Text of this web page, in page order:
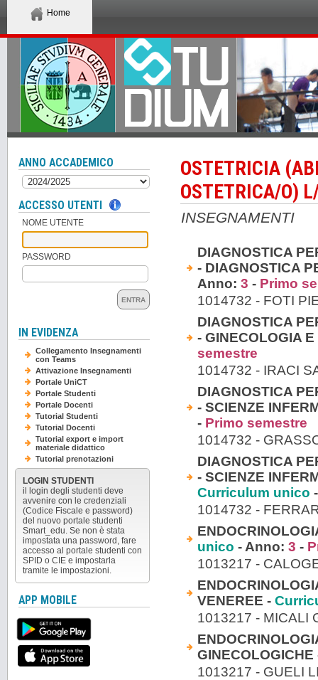
Home
OSTETRICIA
OSTETRICA/O)
INSEGNAMENTI
DIAGNOSTICA
- DIAGNOSTICA
Anno: 3 - Primo
1014732 - FOTI
DIAGNOSTICA
- GINECOLOGIA
semestre
1014732 - IRACI
DIAGNOSTICA
- SCIENZE
- Primo semestre
1014732 -
DIAGNOSTICA
- SCIENZE
Curriculum unico
1014732 -
unico - Anno: 3 -
1013217 -
VENEREE -
1013217 - MICALI
1013217 - GUELI
ANNO ACCADEMICO
ACCESSO UTENTI
NOME UTENTE
PASSWORD
ENTRA
IN EVIDENZA
Collegamento Insegnamenti
con Teams
Attivazione Insegnamenti
Portale UniCT
Portale Studenti
Portale Docenti
Tutorial Studenti
Tutorial Docenti
Tutorial export e import
materiale didattico
Tutorial prenotazioni
LOGIN STUDENTI
il login degli studenti deve
avvenire con le credenziali
(Codice Fiscale e password)
del nuovo portale studenti
Smart_edu. Se non è stata
impostata una password, fare
accesso al portale studenti con
SPID o CIE e impostarla
tramite le impostazioni.
APP MOBILE